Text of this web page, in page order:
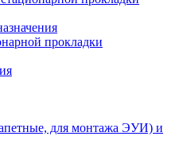
прокладки
для монтажа ЭУИ) и